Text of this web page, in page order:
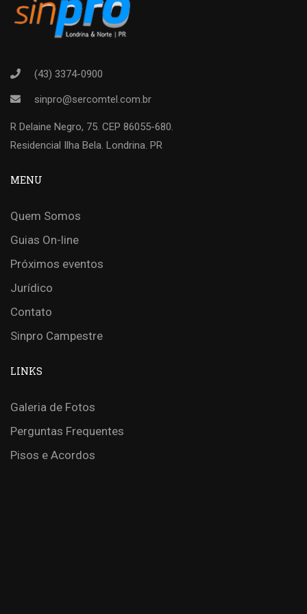
(43) 3374-0900
sinpro@sercomtel.com.br
R Delaine Negro, 75. CEP 86055-680.
Residencial Ilha Bela. Londrina. PR
MENU
Quem Somos
Guias On-line
Próximos eventos
Jurídico
Contato
Sinpro Campestre
LINKS
Galeria de Fotos
Perguntas Frequentes
Pisos e Acordos